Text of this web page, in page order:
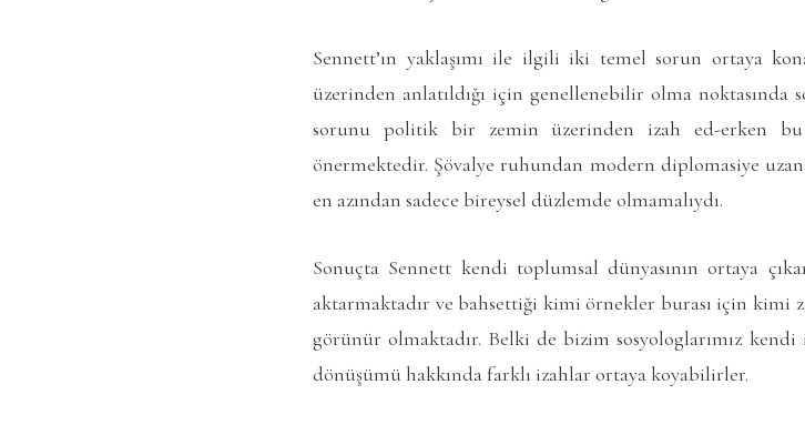
Sennett’ın yaklaşımı ile ilgili iki temel sorun ortaya
üzerinden anlatıldığı için genellenebilir olma
sorunu politik bir zemin üzerinden izah ed-erken bu
önermektedir. Şövalye ruhundan modern diplomasiye
en azından sadece bireysel düzlemde olmamalıydı.
Sonuçta Sennett kendi toplumsal dünyasının ortaya
aktarmaktadır ve bahsettiği kimi örnekler burası için kimi
görünür olmaktadır. Belki de bizim sosyologlarımız
dönüşümü hakkında farklı izahlar ortaya koyabilirler.